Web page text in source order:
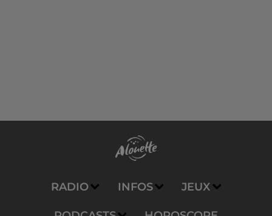
RADIO INFOS JEUX